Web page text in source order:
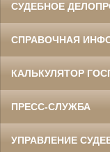
СУДЕБНОЕ
СПРАВОЧНАЯ
КАЛЬКУЛЯТОР
ПРЕСС-СЛУЖБА
УПРАВЛЕНИЕ